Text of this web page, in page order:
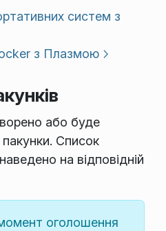
систем з
з Плазмою
або буде
пакунки. Список
на відповідній
оголошення